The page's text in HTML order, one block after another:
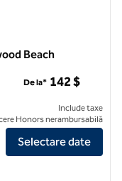
Beach
by Hilton Hollywood
De la* 142 $
Include taxe
Honors nerambursabilă
Selectare date